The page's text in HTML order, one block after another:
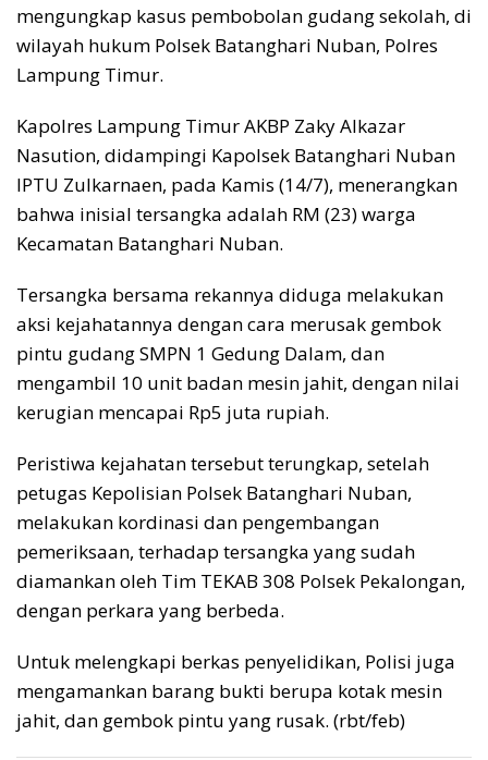
mengungkap kasus pembobolan gudang sekolah, di
wilayah hukum Polsek Batanghari Nuban, Polres
Lampung Timur.
Kapolres Lampung Timur AKBP Zaky Alkazar
Nasution, didampingi Kapolsek Batanghari Nuban
IPTU Zulkarnaen, pada Kamis (14/7), menerangkan
bahwa inisial tersangka adalah RM (23) warga
Kecamatan Batanghari Nuban.
Tersangka bersama rekannya diduga melakukan
aksi kejahatannya dengan cara merusak gembok
pintu gudang SMPN 1 Gedung Dalam, dan
mengambil 10 unit badan mesin jahit, dengan nilai
kerugian mencapai Rp5 juta rupiah.
Peristiwa kejahatan tersebut terungkap, setelah
petugas Kepolisian Polsek Batanghari Nuban,
melakukan kordinasi dan pengembangan
pemeriksaan, terhadap tersangka yang sudah
diamankan oleh Tim TEKAB 308 Polsek Pekalongan,
dengan perkara yang berbeda.
Untuk melengkapi berkas penyelidikan, Polisi juga
mengamankan barang bukti berupa kotak mesin
jahit, dan gembok pintu yang rusak. (rbt/feb)